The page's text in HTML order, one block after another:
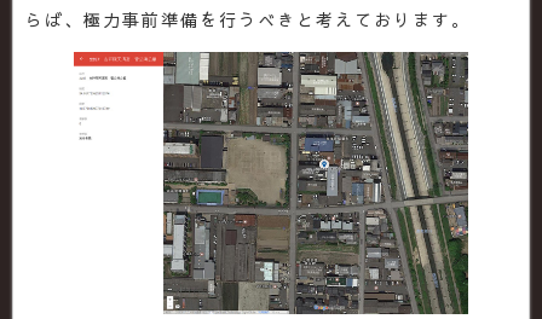
らば、極力事前準備を行うべきと考えております。